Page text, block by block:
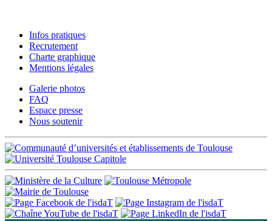
Infos pratiques
Recrutement
Charte graphique
Mentions légales
Galerie photos
FAQ
Espace presse
Nous soutenir